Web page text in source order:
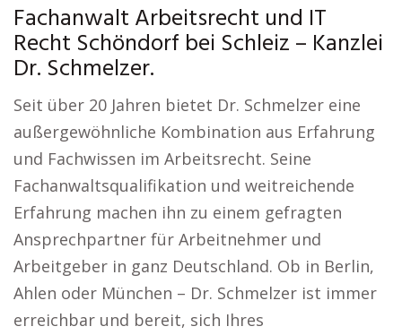
Fachanwalt Arbeitsrecht und IT
Recht Schöndorf bei Schleiz – Kanzlei
Dr. Schmelzer.
Seit über 20 Jahren bietet Dr. Schmelzer eine
außergewöhnliche Kombination aus Erfahrung
und Fachwissen im Arbeitsrecht. Seine
Fachanwaltsqualifikation und weitreichende
Erfahrung machen ihn zu einem gefragten
Ansprechpartner für Arbeitnehmer und
Arbeitgeber in ganz Deutschland. Ob in Berlin,
Ahlen oder München – Dr. Schmelzer ist immer
erreichbar und bereit, sich Ihres